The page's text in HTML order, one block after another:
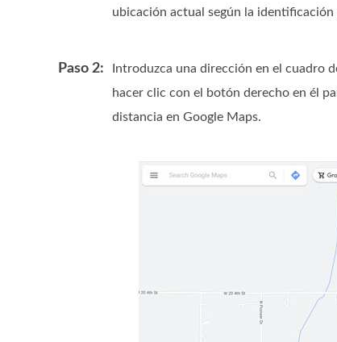
ubicación actual según la
Paso 2: Introduzca una dirección en el cuadro
hacer clic con el botón derecho en él
distancia en Google Maps.